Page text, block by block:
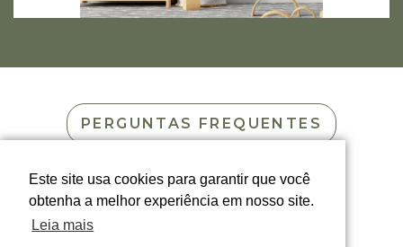
Este site usa cookies para garantir que você
obtenha a melhor experiência em nosso site.
Leia mais
PERGUNTAS FREQUENTES
INSTRUÇÕES DE LAVAGEM